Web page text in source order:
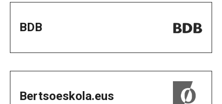
BDB
Bertsoeskola.eus